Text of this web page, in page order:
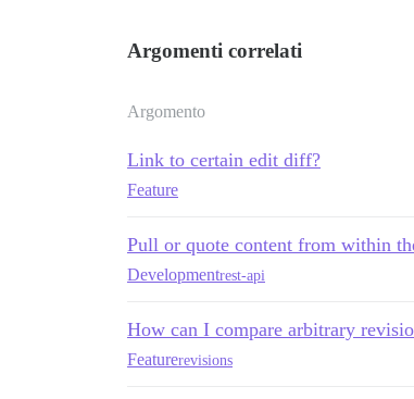
Argomenti correlati
Argomento
Link to certain edit diff?
Feature
Pull or quote content from within
Developmentrest-api
How can I compare arbitrary
Featurerevisions